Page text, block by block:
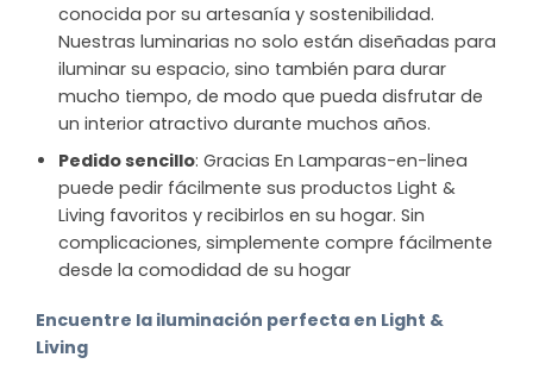
conocida por su artesanía y sostenibilidad.
Nuestras luminarias no solo están diseñadas para
iluminar su espacio, sino también para durar
mucho tiempo, de modo que pueda disfrutar de
un interior atractivo durante muchos años.
Pedido sencillo: Gracias En Lamparas-en-linea
puede pedir fácilmente sus productos Light &
Living favoritos y recibirlos en su hogar. Sin
complicaciones, simplemente compre fácilmente
desde la comodidad de su hogar
Encuentre la iluminación perfecta en Light &
Living